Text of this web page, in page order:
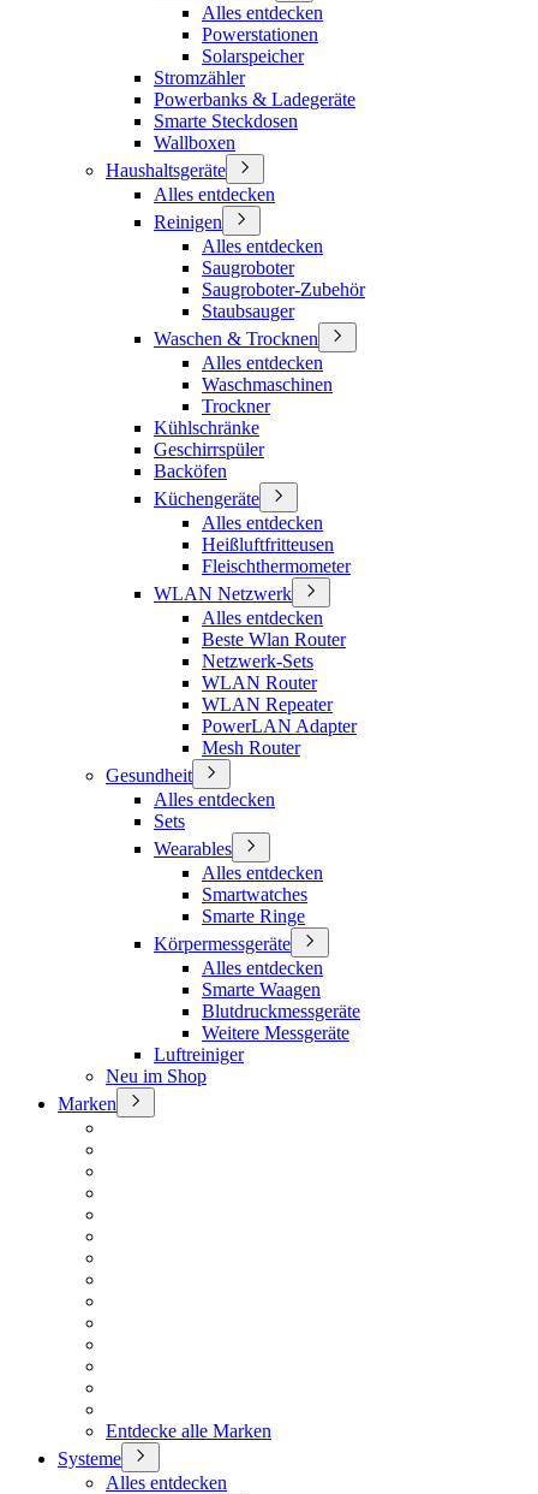
Alles entdecken
Powerstationen
Solarspeicher
Stromzähler
Powerbanks & Ladegeräte
Smarte Steckdosen
Wallboxen
Haushaltsgeräte
Alles entdecken
Reinigen
Alles entdecken
Saugroboter
Saugroboter-Zubehör
Staubsauger
Waschen & Trocknen
Alles entdecken
Waschmaschinen
Trockner
Kühlschränke
Geschirrspüler
Backöfen
Küchengeräte
Alles entdecken
Heißluftfritteusen
Fleischthermometer
WLAN Netzwerk
Alles entdecken
Beste Wlan Router
Netzwerk-Sets
WLAN Router
WLAN Repeater
PowerLAN Adapter
Mesh Router
Gesundheit
Alles entdecken
Sets
Wearables
Alles entdecken
Smartwatches
Smarte Ringe
Körpermessgeräte
Alles entdecken
Smarte Waagen
Blutdruckmessgeräte
Weitere Messgeräte
Luftreiniger
Neu im Shop
Marken
Entdecke alle Marken
Systeme
Alles entdecken